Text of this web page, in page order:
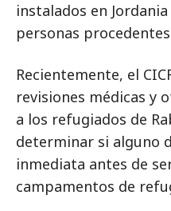
instalados en
personas
Recientemente, el
revisiones médicas y
a los refugiados de
determinar si alguno
inmediata antes de
campamentos de